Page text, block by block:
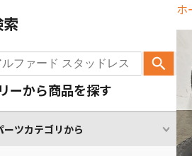
ホ
ーから商品を探す
ーツカテゴリから